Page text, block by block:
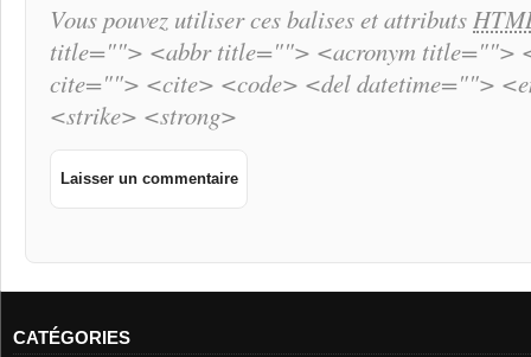
Vous pouvez utiliser ces balises et attributs
title=""> <abbr title=""> <acronym title="">
cite=""> <cite> <code> <del datetime="">
<strike> <strong>
CATÉGORIES